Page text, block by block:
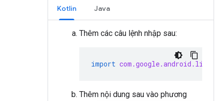
Kotlin Java
Thêm các câu lệnh nhập sau:
import
Thêm nội dung sau vào phương